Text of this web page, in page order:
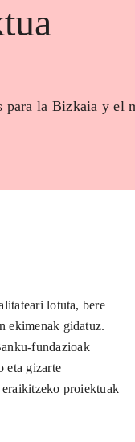
la Bizkaia y el
lotuta, bere
ekimenak gidatuz.
fundazioak
eta gizarte
proiektuak